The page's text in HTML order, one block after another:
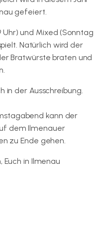
gefeiert.
Uhr) und Mixed (Sonntag
Natürlich wird der
Bratwürste braten und
in der Ausschreibung.
kann der
dem Ilmenauer
zu Ende gehen.
in Ilmenau